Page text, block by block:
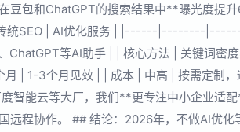
豆包和ChatGPT的搜索结果中**曝光度提
统SEO | AI优化服务 | |------|--------
ChatGPT等AI助手 | | 核心方法 | 关键词密
| 1-3个月见效 | | 成本 | 中高 | 按需定制
智能云等大厂，我们**更专注中小企业适
远程协作。 ## 结论：2026年，不做AI优